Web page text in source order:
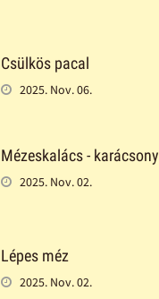
Csülkös pacal
2025. Nov. 06.
Mézeskalács - karácsony
2025. Nov. 02.
Lépes méz
2025. Nov. 02.